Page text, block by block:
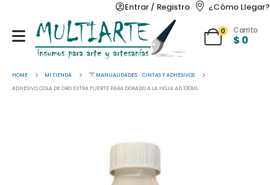
Entrar / Registro ¿Cómo Llegar?
0 Carrito
$ 0
HOME MI TIENDA MANUALIDADES, CINTAS Y ADHESIVOS
ADHESIVO COLA DE ORO EXTRA FUERTE PARA DORADO A LA HOJA AD 100ML